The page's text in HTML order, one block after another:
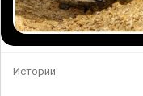
Истории